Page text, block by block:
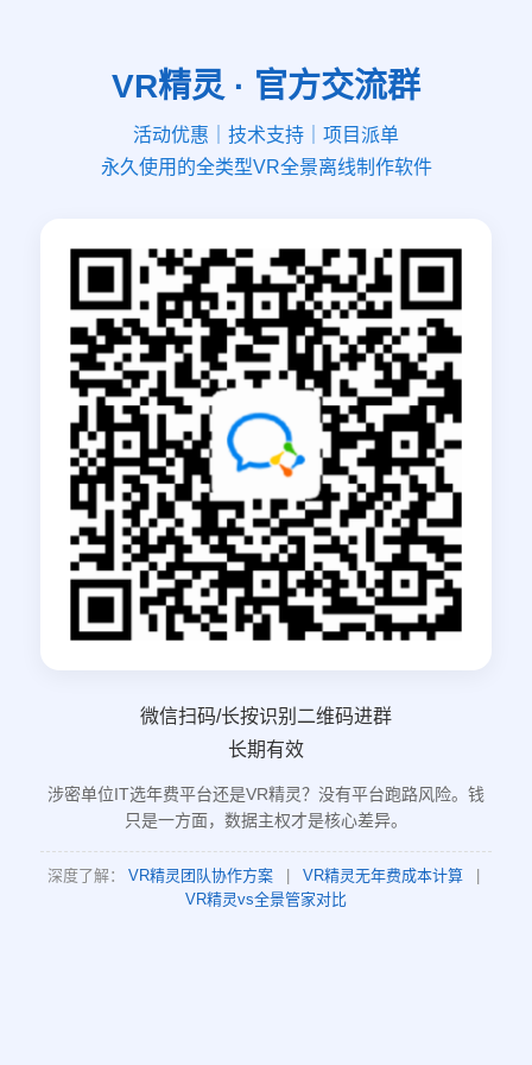
VR精灵 · 官方交流群
活动优惠｜技术支持｜项目派单
永久使用的全类型VR全景离线制作软件
微信扫码/长按识别二维码进群
长期有效
涉密单位IT选年费平台还是VR精灵？没有平台跑路风险。钱
只是一方面，数据主权才是核心差异。
深度了解： VR精灵团队协作方案 VR精灵无年费成本计算
VR精灵vs全景管家对比